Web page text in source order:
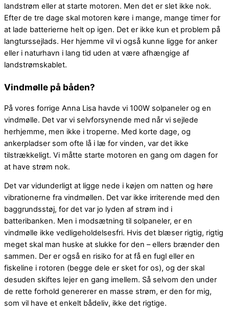
landstrøm eller at starte motoren. Men det er slet ikke nok.
Efter de tre dage skal motoren køre i mange, mange timer for
at lade batterierne helt op igen. Det er ikke kun et problem på
langturssejlads. Her hjemme vil vi også kunne ligge for anker
eller i naturhavn i lang tid uden at være afhængige af
landstrømskablet.
Vindmølle på båden?
På vores forrige Anna Lisa havde vi 100W solpaneler og en
vindmølle. Det var vi selvforsynende med når vi sejlede
herhjemme, men ikke i troperne. Med korte dage, og
ankerpladser som ofte lå i læ for vinden, var det ikke
tilstrækkeligt. Vi måtte starte motoren en gang om dagen for
at have strøm nok.
Det var vidunderligt at ligge nede i køjen om natten og høre
vibrationerne fra vindmøllen. Det var ikke irriterende med den
baggrundsstøj, for det var jo lyden af strøm ind i
batteribanken. Men i modsætning til solpaneler, er en
vindmølle ikke vedligeholdelsesfri. Hvis det blæser rigtig, rigtig
meget skal man huske at slukke for den – ellers brænder den
sammen. Der er også en risiko for at få en fugl eller en
fiskeline i rotoren (begge dele er sket for os), og der skal
desuden skiftes lejer en gang imellem. Så selvom den under
de rette forhold genererer en masse strøm, er den for mig,
som vil have et enkelt bådeliv, ikke det rigtige.